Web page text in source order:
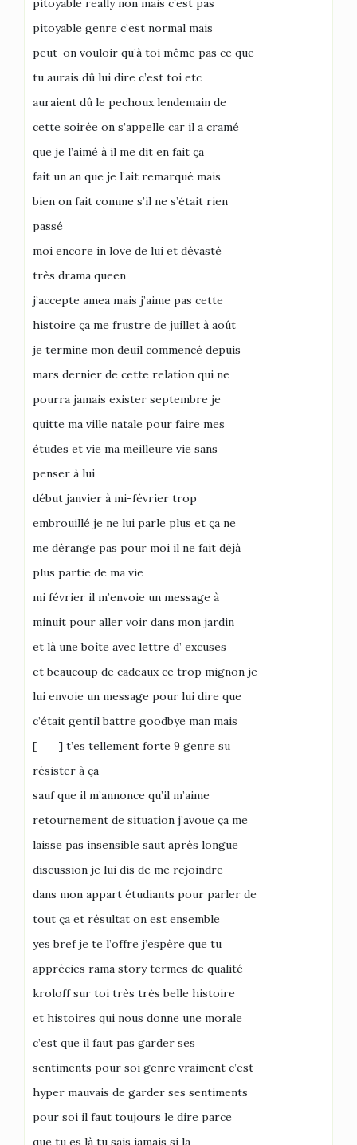
pitoyable really non mais c’est pas
pitoyable genre c’est normal mais
peut-on vouloir qu’à toi même pas ce que
tu aurais dû lui dire c’est toi etc
auraient dû le pechoux lendemain de
cette soirée on s’appelle car il a cramé
que je l’aimé à il me dit en fait ça
fait un an que je l’ait remarqué mais
bien on fait comme s’il ne s’était rien
passé
moi encore in love de lui et dévasté
très drama queen
j’accepte amea mais j’aime pas cette
histoire ça me frustre de juillet à août
je termine mon deuil commencé depuis
mars dernier de cette relation qui ne
pourra jamais exister septembre je
quitte ma ville natale pour faire mes
études et vie ma meilleure vie sans
penser à lui
début janvier à mi-février trop
embrouillé je ne lui parle plus et ça ne
me dérange pas pour moi il ne fait déjà
plus partie de ma vie
mi février il m’envoie un message à
minuit pour aller voir dans mon jardin
et là une boîte avec lettre d’ excuses
et beaucoup de cadeaux ce trop mignon je
lui envoie un message pour lui dire que
c’était gentil battre goodbye man mais
[ __ ] t’es tellement forte 9 genre su
résister à ça
sauf que il m’annonce qu’il m’aime
retournement de situation j’avoue ça me
laisse pas insensible saut après longue
discussion je lui dis de me rejoindre
dans mon appart étudiants pour parler de
tout ça et résultat on est ensemble
yes bref je te l’offre j’espère que tu
apprécies rama story termes de qualité
kroloff sur toi très très belle histoire
et histoires qui nous donne une morale
c’est que il faut pas garder ses
sentiments pour soi genre vraiment c’est
hyper mauvais de garder ses sentiments
pour soi il faut toujours le dire parce
que tu es là tu sais jamais si la